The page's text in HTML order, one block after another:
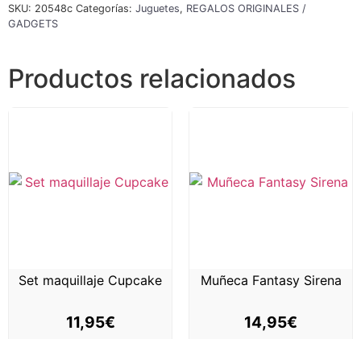
SKU: 20548c Categorías: Juguetes, REGALOS ORIGINALES /
GADGETS
Productos relacionados
Set maquillaje Cupcake
11,95€
Muñeca Fantasy Sirena
14,95€